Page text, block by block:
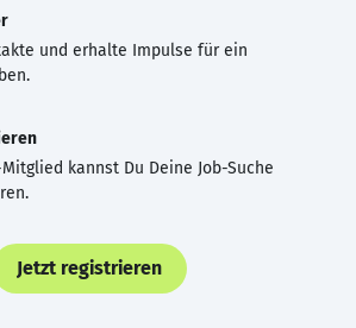
und erhalte Impulse für ein
kannst Du Deine Job-Suche
Jetzt registrieren